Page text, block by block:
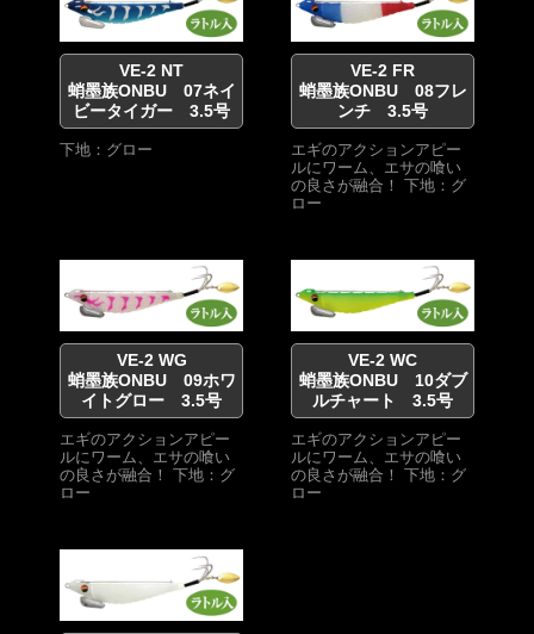
VE-2 NT
蛸墨族ONBU 07ネイ
ビータイガー 3.5号
下地：グロー
VE-2 FR
蛸墨族ONBU 08フレ
ンチ 3.5号
エギのアクションアピー
ルにワーム、エサの喰い
の良さが融合！ 下地：グ
ロー
VE-2 WG
蛸墨族ONBU 09ホワ
イトグロー 3.5号
エギのアクションアピー
ルにワーム、エサの喰い
の良さが融合！ 下地：グ
ロー
VE-2 WC
蛸墨族ONBU 10ダブ
ルチャート 3.5号
エギのアクションアピー
ルにワーム、エサの喰い
の良さが融合！ 下地：グ
ロー